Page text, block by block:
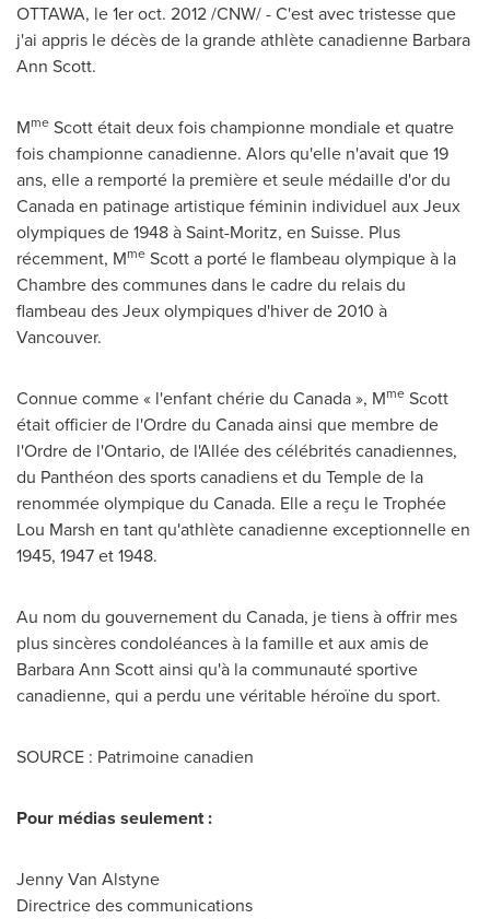
OTTAWA, le 1eroct. 2012/CNW/ - C'est avec tristesse que
j'ai appris le décès de la grande athlète canadienne Barbara
Ann Scott.
Mme Scott était deux fois championne mondiale et quatre
fois championne canadienne. Alors qu'elle n'avait que 19
ans, elle a remporté la première et seule médaille d'or du
Canadaen patinage artistique féminin individuel aux Jeux
olympiques de 1948 à Saint-Moritz, en Suisse. Plus
récemment, Mme Scott a porté le flambeau olympique à la
Chambre des communes dans le cadre du relais du
flambeau des Jeux olympiques d'hiver de 2010 à
Vancouver.
Connue comme « l'enfant chérie du Canada», Mme Scott
était officier de l'Ordre du Canadaainsi que membre de
l'Ordre de l'Ontario, de l'Allée des célébrités canadiennes,
du Panthéon des sports canadiens et du Temple de la
renommée olympique du Canada. Elle a reçu le Trophée
Lou Marsh en tant qu'athlète canadienne exceptionnelle en
1945, 1947 et1948.
Au nom du gouvernement du Canada, je tiens à offrir mes
plus sincères condoléances à la famille et aux amis de
Barbara Ann Scottainsi qu'à la communauté sportive
canadienne, qui a perdu une véritable héroïne du sport.
SOURCE : Patrimoine canadien
Pour médias seulement :
Jenny Van Alstyne
Directrice des communications